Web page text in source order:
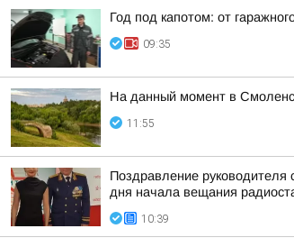
Год под капотом: от
09:35
На данный момент в
11:55
Поздравление руководителя
дня начала вещания
10:39